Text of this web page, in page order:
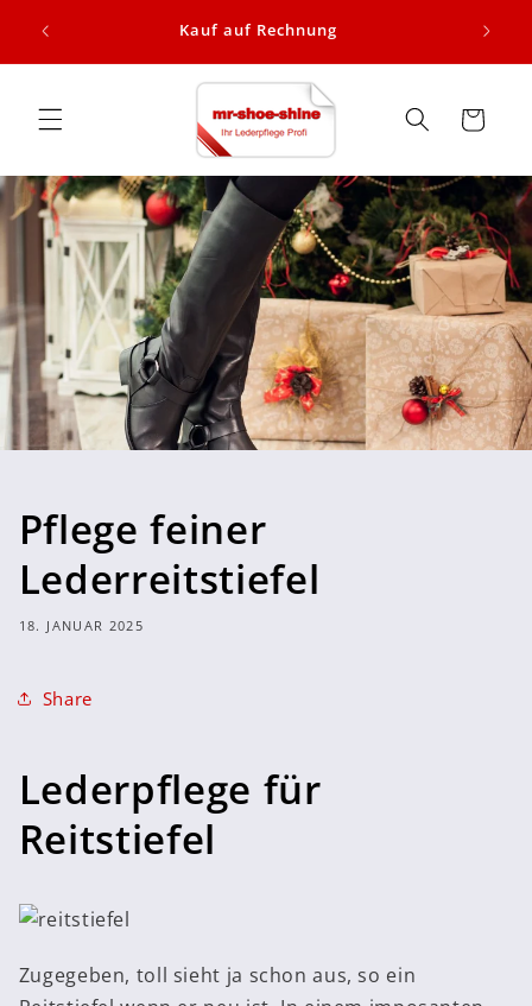
zum
Kauf auf Rechnung
Warenkorb
Pflege feiner
Lederreitstiefel
18. JANUAR 2025
Share
Lederpflege für
Reitstiefel
Zugegeben, toll sieht ja schon aus, so ein